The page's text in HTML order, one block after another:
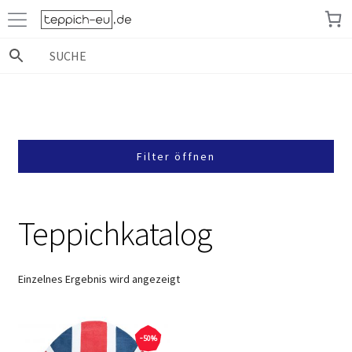
Zur
Navigation
springen
Zum
Inhalt
springen
Teppichkatalog
Einzelnes Ergebnis wird angezeigt
-50%
Filter öffnen